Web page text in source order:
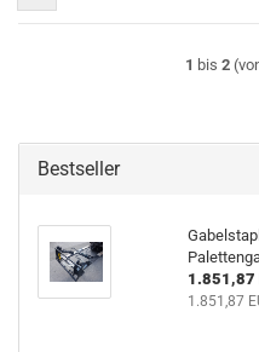
1 bis 2
Bestseller
1.851,87
1.851,87